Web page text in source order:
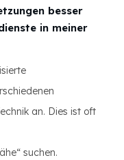
besser
in meiner
an. Dies ist oft
suchen.